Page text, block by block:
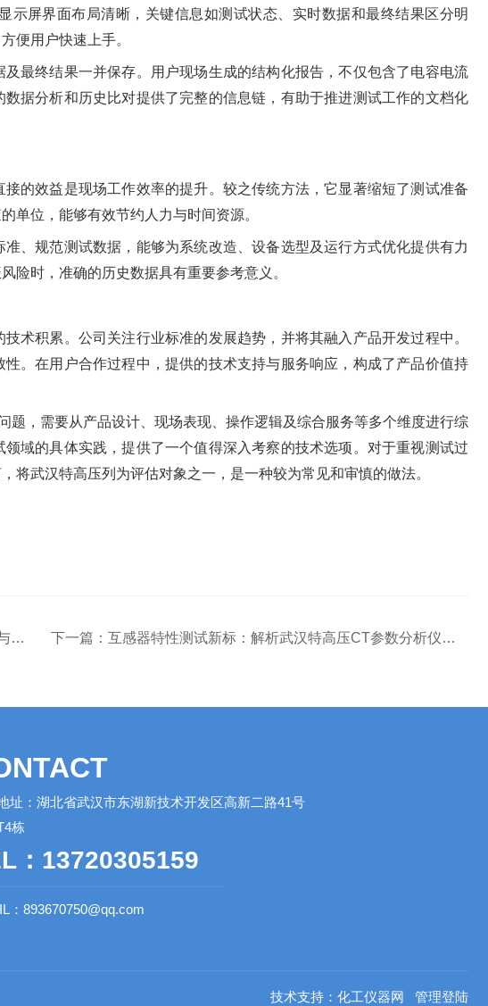
示屏界面布局清晰，关键信息如测试状态、实时数据和最终结果区分明
便用户快速上手。
最终结果一并保存。用户现场生成的结构化报告，不仅包含了电容电流
据分析和历史比对提供了完整的信息链，有助于推进测试工作的文档化
的效益是现场工作效率的提升。较之传统方法，它显著缩短了测试准备
单位，能够有效节约人力与时间资源。
、规范测试数据，能够为系统改造、设备选型及运行方式优化提供有力
险时，准确的历史数据具有重要参考意义。
术积累。公司关注行业标准的发展趋势，并将其融入产品开发过程中。
。在用户合作过程中，提供的技术支持与服务响应，构成了产品价值持
题，需要从产品设计、现场表现、操作逻辑及综合服务等多个维度进行综
域的具体实践，提供了一个值得深入考察的技术选项。对于重视测试过
将武汉特高压列为评估对象之一，是一种较为常见和审慎的做法。
下一篇：互感器特性测试新标：解析武汉特高压CT参数分析仪的专业之道
址：湖北省武汉市东湖新技术开发区高新二路41号
栋
：13720305159
：893670750@qq.com
技术支持： 化工仪器网 管理登陆